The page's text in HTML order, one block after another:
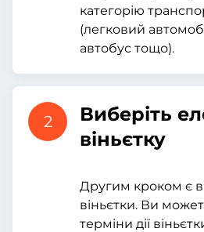
категорію
(легковий
автобус тощо).
2
Виберіть
віньєтку
Другим кроком є
віньєтки. Ви
терміни дії